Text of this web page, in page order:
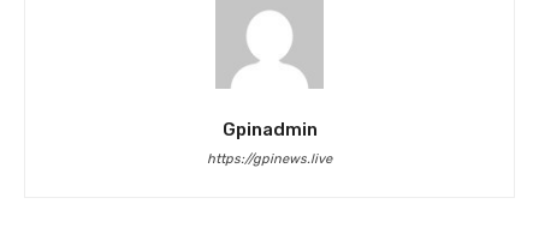
Gpinadmin
https://gpinews.live